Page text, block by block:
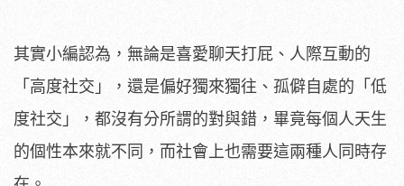
其實小編認為，無論是喜愛聊天打屁、人際互動的
「高度社交」，還是偏好獨來獨往、孤僻自處的「低
度社交」，都沒有分所謂的對與錯，畢竟每個人天生
的個性本來就不同，而社會上也需要這兩種人同時存